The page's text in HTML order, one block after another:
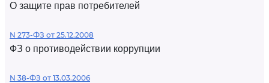
О защите прав потребителей
N 273-ФЗ от 25.12.2008
ФЗ о противодействии коррупции
N 38-ФЗ от 13.03.2006